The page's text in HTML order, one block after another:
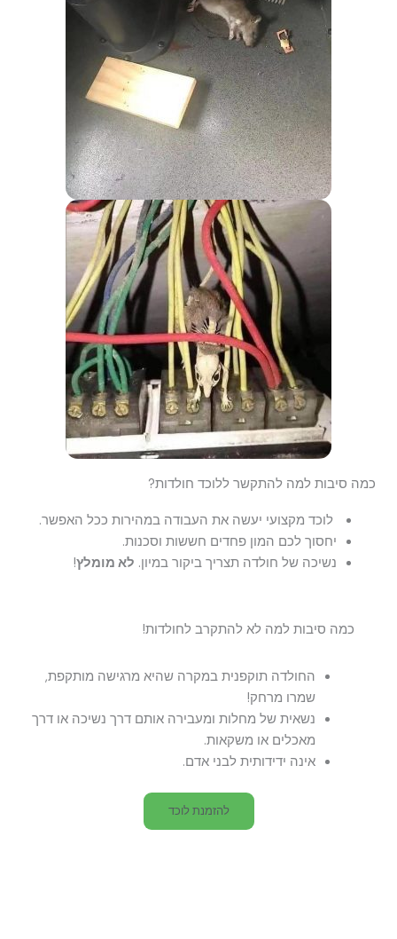
כמה סיבות למה להתקשר ללוכד חולדות?
לוכד מקצועי יעשה את העבודה במהירות ככל האפשר.
יחסוך לכם המון פחדים חששות וסכנות.
נשיכה של חולדה תצריך ביקור במיון. לא מומלץ!
כמה סיבות למה לא להתקרב לחולדות!
החולדה תוקפנית במקרה שהיא מרגישה מותקפת,
שמרו מרחק!
נשאית של מחלות ומעבירה אותם דרך נשיכה או דרך
מאכלים או משקאות.
אינה ידידותית לבני אדם.
להזמנת לוכד